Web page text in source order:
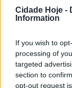
Cidade Hoje -
Information
If you wish to
processing of
targeted
section to
opt-out request
honra de S.
CIDADE HOJE
Famalicão:
Taça AF Braga
CIDADE HOJE 29
Famalicão: